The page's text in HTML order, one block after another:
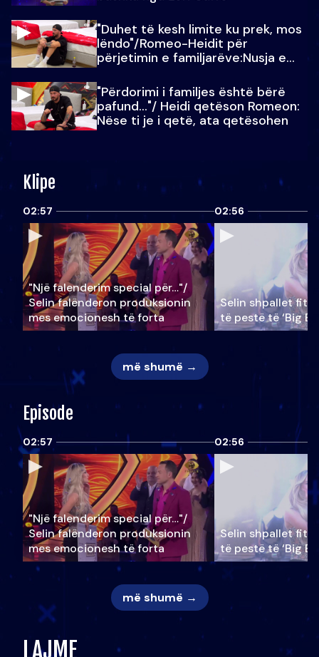
"Duhet të kesh limite ku prek, mos
lëndo"/Romeo-Heidit për
përjetimin e familjarëve:Nusja e
"Përdorimi i familjes është bërë
pafund…"/ Heidi qetëson Romeon:
Nëse ti je i qetë, ata qetësohen
Klipe
02:57
"Një falenderim special për…"/
Selin falënderon produksionin
mes emocionesh të forta
02:56
Selin shpallet
të pestë të ‘Big
më shumë →
Episode
02:57
"Një falenderim special për…"/
Selin falënderon produksionin
mes emocionesh të forta
02:56
Selin shpallet
të pestë të ‘Big
më shumë →
LAJME